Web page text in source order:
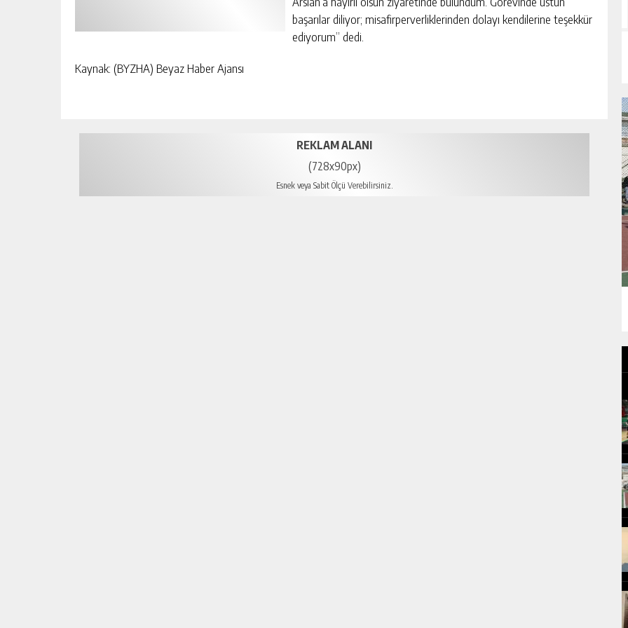
başarılar diliyor; misafirperverliklerinden dolayı kendilerine teşekkür
ediyorum” dedi.
Kaynak: (BYZHA) Beyaz Haber Ajansı
REKLAM ALANI
(728x90px)
Esnek veya Sabit Ölçü Verebilirsiniz.